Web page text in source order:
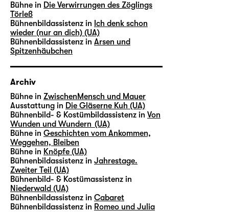
Bühne in Die Verwirrungen des Zöglings
Törleß
Bühnenbildassistenz in Ich denk schon
wieder (nur an dich) (UA)
Bühnenbildassistenz in Arsen und
Spitzenhäubchen
Archiv
Bühne in ZwischenMensch und Mauer
Ausstattung in Die Gläserne Kuh (UA)
Bühnenbild- & Kostümbildassistenz in Von
Wunden und Wundern (UA)
Bühne in Geschichten vom Ankommen,
Weggehen, Bleiben
Bühne in Knöpfe (UA)
Bühnenbildassistenz in Jahrestage.
Zweiter Teil (UA)
Bühnenbild- & Kostümassistenz in
Niederwald (UA)
Bühnenbildassistenz in Cabaret
Bühnenbildassistenz in Romeo und Julia